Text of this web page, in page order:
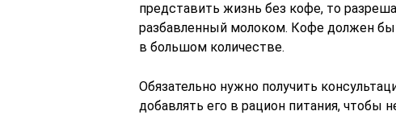
представить жизнь без кофе, то
разбавленный молоком. Кофе должен
в большом количестве.
Обязательно нужно получить
добавлять его в рацион питания, чтобы